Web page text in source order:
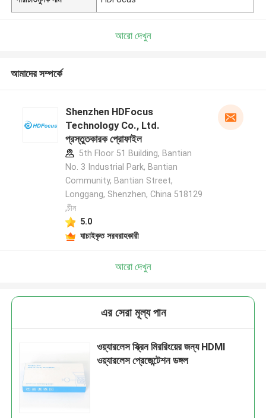
আরো দেখুন
আমাদের সম্পর্কে
Shenzhen HDFocus
Technology Co., Ltd.
প্রস্তুতকারক প্রোফাইল
5th Floor 51 Building, Bantian
No. 3 Industrial Park, Bantian
Community, Bantian Street,
Longgang, Shenzhen, China 518129
,চীন
5.0
যাচাইকৃত সরবরাহকারী
আরো দেখুন
এর সেরা মূল্য পান
ওয়্যারলেস স্ক্রিন মিররিংয়ের জন্য HDMI
ওয়্যারলেস প্রেজেন্টেশন ডঙ্গল